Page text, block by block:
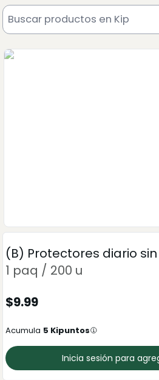
(B) Protectores diario
1 paq / 200 u
$9.99
Acumula 5 Kipuntos
Inicia sesión para